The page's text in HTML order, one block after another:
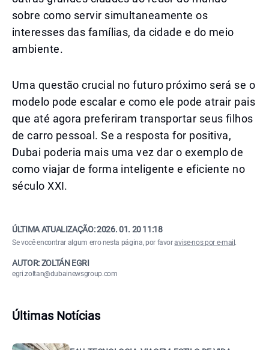
sobre como servir simultaneamente os
interesses das famílias, da cidade e do meio
ambiente.
Uma questão crucial no futuro próximo será se o
modelo pode escalar e como ele pode atrair pais
que até agora preferiram transportar seus filhos
de carro pessoal. Se a resposta for positiva,
Dubai poderia mais uma vez dar o exemplo de
como viajar de forma inteligente e eficiente no
século XXI.
ÚLTIMA ATUALIZAÇÃO:2026. 01. 20 11:18
Se você encontrar algum erro nesta página, por favoravise-nos por e-mail .
AUTOR: ZOLTÁN EGRI
egri.zoltan@dubainewsgroup.com
Últimas Notícias